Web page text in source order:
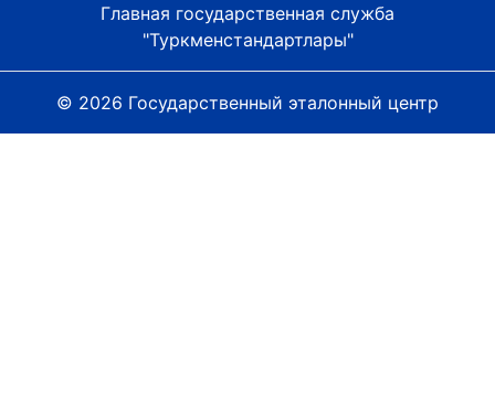
Главная государственная служба
"Туркменстандартлары"
© 2026 Государственный эталонный центр